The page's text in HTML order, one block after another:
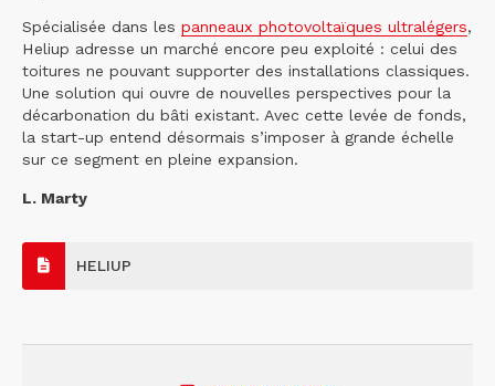
Spécialisée dans les panneaux photovoltaïques ultralégers,
Heliup adresse un marché encore peu exploité : celui des
toitures ne pouvant supporter des installations classiques.
Une solution qui ouvre de nouvelles perspectives pour la
décarbonation du bâti existant. Avec cette levée de fonds,
la start-up entend désormais s’imposer à grande échelle
sur ce segment en pleine expansion.
L. Marty
HELIUP